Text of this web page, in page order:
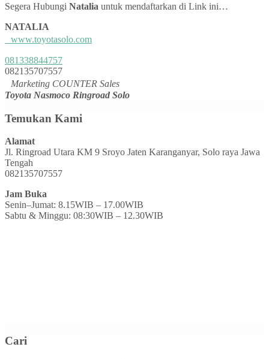
Segera Hubungi Natalia untuk mendaftarkan di Link ini…
NATALIA
www.toyotasolo.com
081338844757
082135707557
Marketing COUNTER Sales
Toyota Nasmoco Ringroad Solo
Temukan Kami
Alamat
Jl. Ringroad Utara KM 9 Sroyo Jaten Karanganyar, Solo raya Jawa
Tengah
082135707557
Jam Buka
Senin–Jumat: 8.15WIB – 17.00WIB
Sabtu & Minggu: 08:30WIB – 12.30WIB
Cari